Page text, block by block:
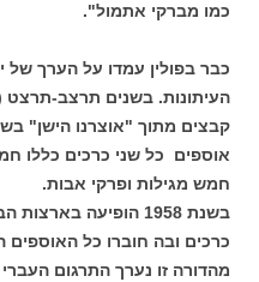
כמו מברקי אתמול".
כבר בפולין עמדו על הערך של
קבצים מתוך "אוצרנו הישן"
אוספים כל שני כרכים כללו
חמש מגילות ופרקי אבות.
בשנת 1958 הופיעה
כרכים ובה חוברו כל האוספים
מהדורה זו נערך התרגום